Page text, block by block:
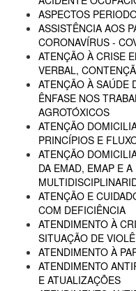
ASPECTOS
ASSISTÊNCIA AOS
CORONAVÍRUS -
ATENÇÃO À CRISE
VERBAL,
ATENÇÃO À SAÚDE
ÊNFASE NOS
AGROTÓXICOS
ATENÇÃO
PRINCÍPIOS E
ATENÇÃO
DA EMAD, EMAP E
ATENÇÃO E
COM DEFICIÊNCIA
ATENDIMENTO À
SITUAÇÃO DE
ATENDIMENTO À
ATENDIMENTO
E ATUALIZAÇÕES